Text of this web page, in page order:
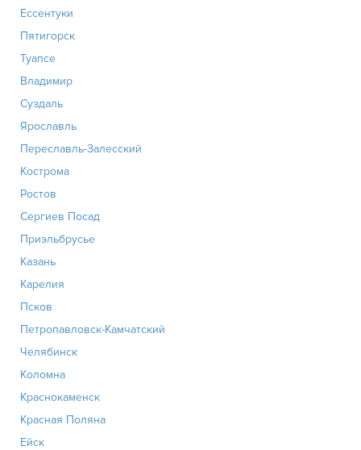
Ессентуки
Пятигорск
Туапсе
Владимир
Суздаль
Ярославль
Переславль-Залесский
Кострома
Ростов
Сергиев Посад
Приэльбрусье
Казань
Карелия
Псков
Петропавловск-Камчатский
Челябинск
Коломна
Краснокаменск
Красная Поляна
Ейск